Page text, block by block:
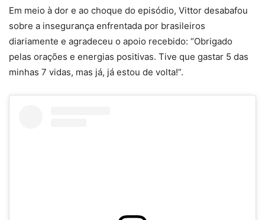
Em meio à dor e ao choque do episódio, Vittor desabafou
sobre a insegurança enfrentada por brasileiros
diariamente e agradeceu o apoio recebido: “Obrigado
pelas orações e energias positivas. Tive que gastar 5 das
minhas 7 vidas, mas já, já estou de volta!”.